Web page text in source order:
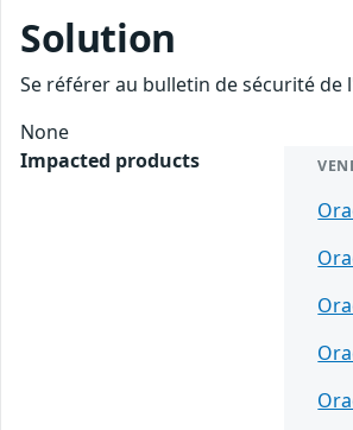
Solution
Se référer au bulletin de sécurité
None
Impacted products